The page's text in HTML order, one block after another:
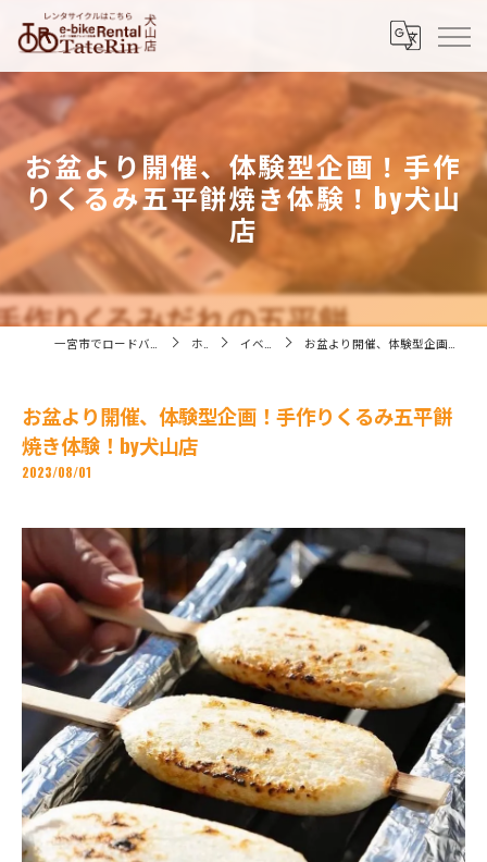
お盆より開催、体験型企画！手作
りくるみ五平餅焼き体験！by犬山
店
ホーム イベント情報 お盆より開催、体験型企画！手作りくるみ五平餅焼き体験！by犬山店
お盆より開催、体験型企画！手作りくるみ五平餅
焼き体験！by犬山店
2023/08/01